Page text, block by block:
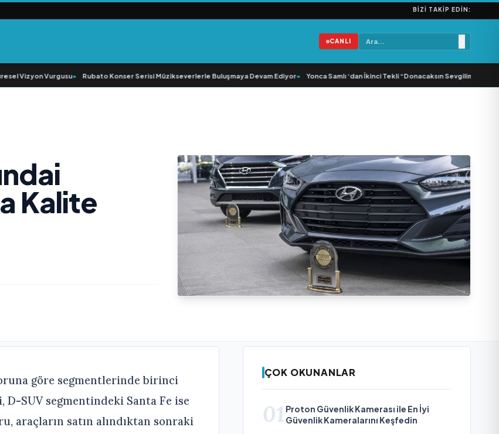
BIZI TAKIP EDIN:
CANLI
Vizyon Vurgusu• Rubato Konser Serisi Müzikseverlerle Buluşmaya Devam Ediyor• Yonca Samlı ‘dan İkinci Tekli “Donacaksın Sevgilim “
Kalite
göre segmentlerinde birinci
SUV segmentindeki Santa Fe ise
araçların satın alındıktan sonraki
ÇOK OKUNANLAR
01 Proton Güvenlik Kamerası ile En İyi
Güvenlik Kameralarını Keşfedin